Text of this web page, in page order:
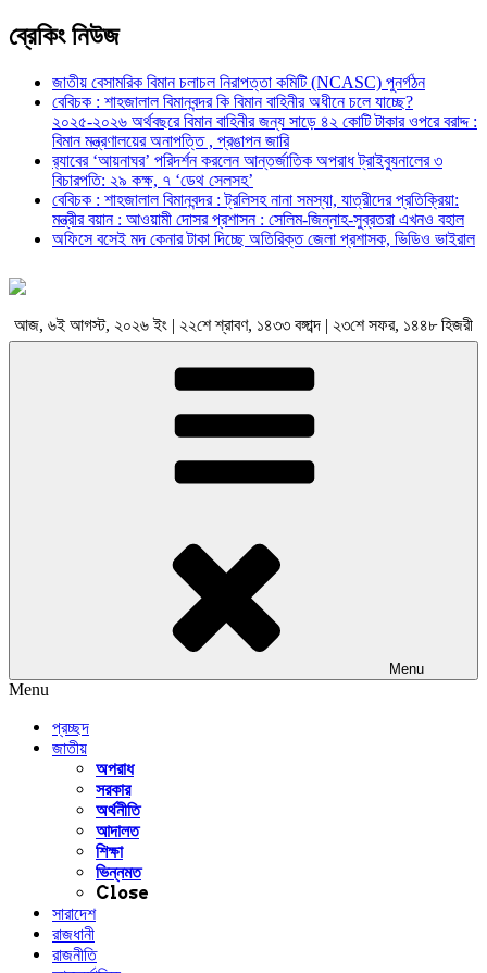
ব্রেকিং নিউজ
জাতীয় বেসামরিক বিমান চলাচল নিরাপত্তা কমিটি (NCASC) পুনর্গঠন
বেবিচক : শাহজালাল বিমানবন্দর কি বিমান বাহিনীর অধীনে চলে যাচ্ছে?
২০২৫-২০২৬ অর্থবছরে বিমান বাহিনীর জন্য সাড়ে ৪২ কোটি টাকার ওপরে বরাদ্দ :
বিমান মন্ত্রণালয়ের অনাপত্তি , প্রঙাপন জারি
র‍্যাবের ‘আয়নাঘর’ পরিদর্শন করলেন আন্তর্জাতিক অপরাধ ট্রাইব্যুনালের ৩
বিচারপতি: ২৯ কক্ষ, ৭ ‘ডেথ সেলসহ’
বেবিচক : শাহজালাল বিমানবন্দর : ট্রলিসহ নানা সমস্যা, যাত্রীদের প্রতিক্রিয়া:
মন্ত্রীর বয়ান : আওয়ামী দোসর প্রশাসন : সেলিম-জিন্নাহ-সুব্রতরা এখনও বহাল
অফিসে বসেই মদ কেনার টাকা দিচ্ছে অতিরিক্ত জেলা প্রশাসক, ভিডিও ভাইরাল
আজ, ৬ই আগস্ট, ২০২৬ ইং | ২২শে শ্রাবণ, ১৪৩৩ বঙ্গাব্দ | ২৩শে সফর, ১৪৪৮ হিজরী
Menu
Menu
প্রচ্ছদ
জাতীয়
অপরাধ
সরকার
অর্থনীতি
আদালত
শিক্ষা
ভিন্নমত
Close
সারাদেশ
রাজধানী
রাজনীতি